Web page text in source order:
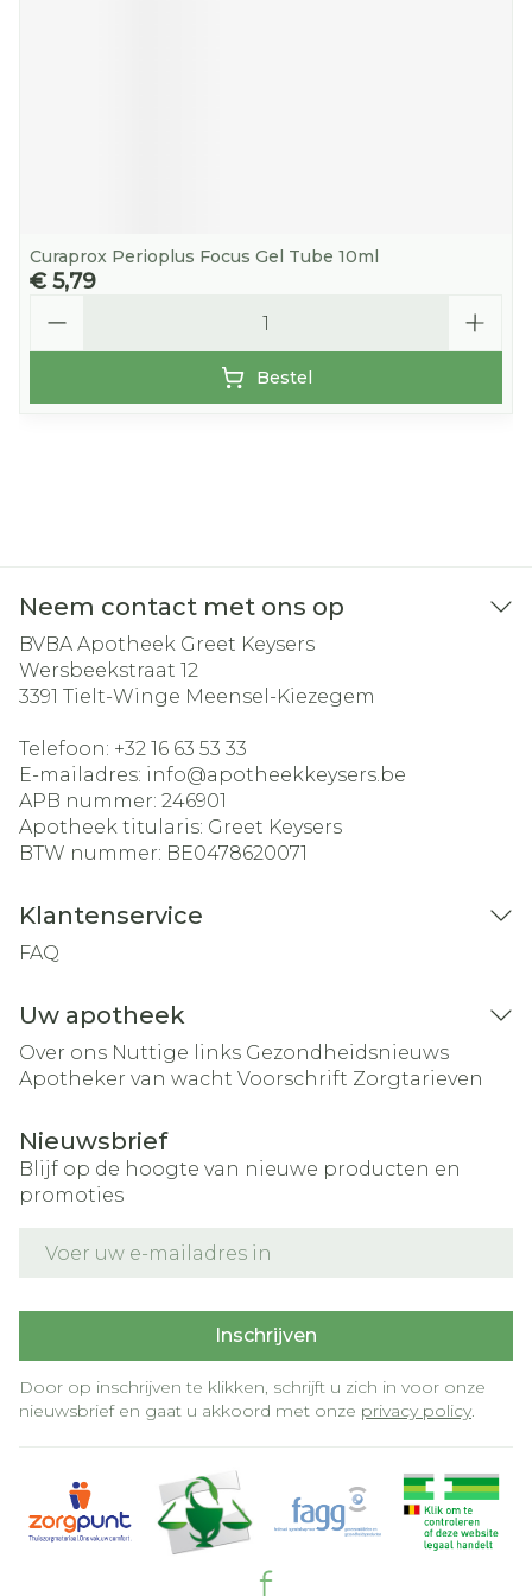
Curaprox Perioplus Focus Gel Tube 10ml
€ 5,79
Bestel
Neem contact met ons op
BVBA Apotheek Greet Keysers
Wersbeekstraat 12
3391 Tielt-Winge Meensel-Kiezegem
Telefoon: +32 16 63 53 33
E-mailadres: info@apotheekkeysers.be
APB nummer: 246901
Apotheek titularis: Greet Keysers
BTW nummer: BE0478620071
Klantenservice
FAQ
Uw apotheek
Over ons Nuttige links Gezondheidsnieuws
Apotheker van wacht Voorschrift Zorgtarieven
Nieuwsbrief
Blijf op de hoogte van nieuwe producten en
promoties
Inschrijven
Door op inschrijven te klikken, schrijft u zich in voor onze
nieuwsbrief en gaat u akkoord met onze privacy policy.